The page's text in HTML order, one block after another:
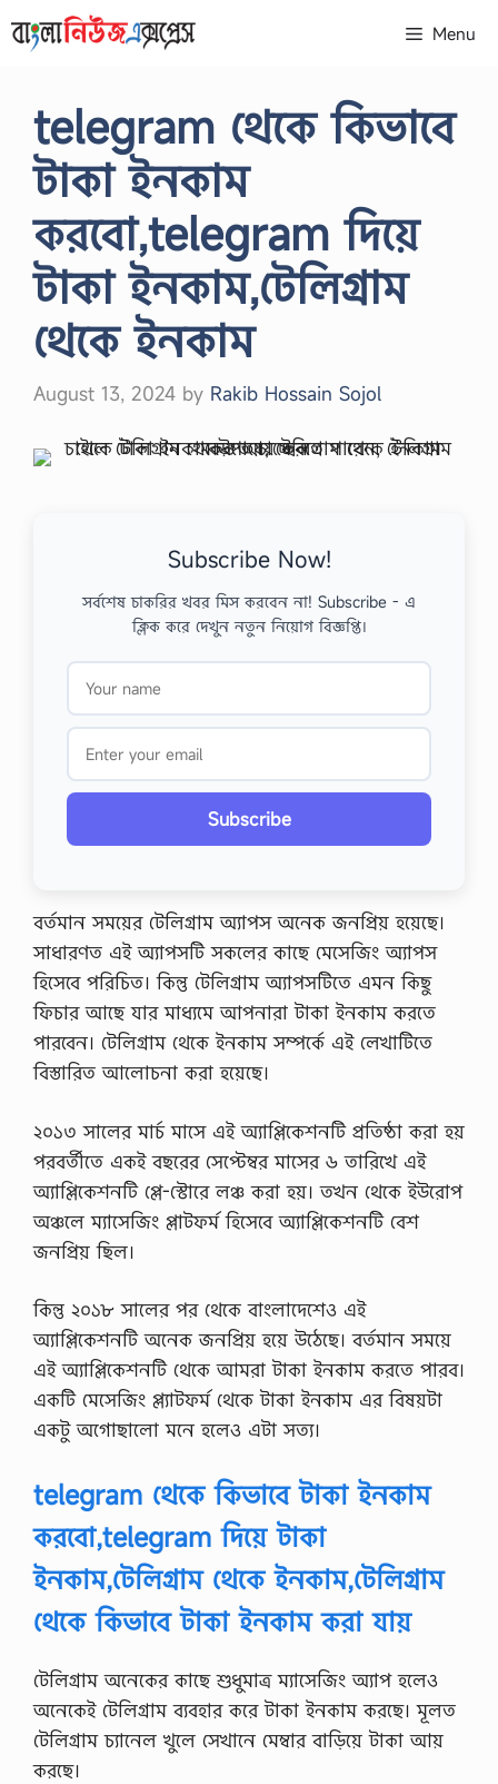
to
Menu
telegram থেকে কিভাবে
টাকা ইনকাম
করবো,telegram দিয়ে
টাকা ইনকাম,টেলিগ্রাম
থেকে ইনকাম
August 13, 2024 by Rakib Hossain Sojol
Subscribe Now!
সর্বশেষ চাকরির খবর মিস করবেন না! Subscribe - এ
ক্লিক করে দেখুন নতুন নিয়োগ বিজ্ঞপ্তি।
Subscribe
বর্তমান সময়ের টেলিগ্রাম অ্যাপস অনেক জনপ্রিয় হয়েছে।
সাধারণত এই অ্যাপসটি সকলের কাছে মেসেজিং অ্যাপস
হিসেবে পরিচিত। কিন্তু টেলিগ্রাম অ্যাপসটিতে এমন কিছু
ফিচার আছে যার মাধ্যমে আপনারা টাকা ইনকাম করতে
পারবেন। টেলিগ্রাম থেকে ইনকাম সম্পর্কে এই লেখাটিতে
বিস্তারিত আলোচনা করা হয়েছে।
২০১৩ সালের মার্চ মাসে এই অ্যাপ্লিকেশনটি প্রতিষ্ঠা করা হয়
পরবর্তীতে একই বছরের সেপ্টেম্বর মাসের ৬ তারিখে এই
অ্যাপ্লিকেশনটি প্লে-স্টোরে লঞ্চ করা হয়। তখন থেকে ইউরোপ
অঞ্চলে ম্যাসেজিং প্লাটফর্ম হিসেবে অ্যাপ্লিকেশনটি বেশ
জনপ্রিয় ছিল।
কিন্তু ২০১৮ সালের পর থেকে বাংলাদেশেও এই
অ্যাপ্লিকেশনটি অনেক জনপ্রিয় হয়ে উঠেছে। বর্তমান সময়ে
এই অ্যাপ্লিকেশনটি থেকে আমরা টাকা ইনকাম করতে পারব।
একটি মেসেজিং প্ল্যাটফর্ম থেকে টাকা ইনকাম এর বিষয়টা
একটু অগোছালো মনে হলেও এটা সত্য।
telegram থেকে কিভাবে টাকা ইনকাম
করবো,telegram দিয়ে টাকা
ইনকাম,টেলিগ্রাম থেকে ইনকাম,টেলিগ্রাম
থেকে কিভাবে টাকা ইনকাম করা যায়
টেলিগ্রাম অনেকের কাছে শুধুমাত্র ম্যাসেজিং অ্যাপ হলেও
অনেকেই টেলিগ্রাম ব্যবহার করে টাকা ইনকাম করছে। মূলত
টেলিগ্রাম চ্যানেল খুলে সেখানে মেম্বার বাড়িয়ে টাকা আয়
করছে।